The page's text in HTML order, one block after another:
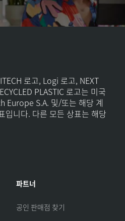
로고, Logi 로고, NEXT
PLASTIC 로고는 미국
Europe S.A. 및/또는 해당 계
입니다. 다른 모든 상표는 해당
파트너
공인 판매점 찾기